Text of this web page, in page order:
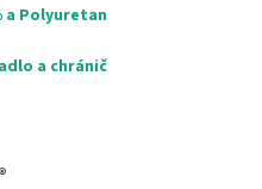
a Polyuretan
a chránič